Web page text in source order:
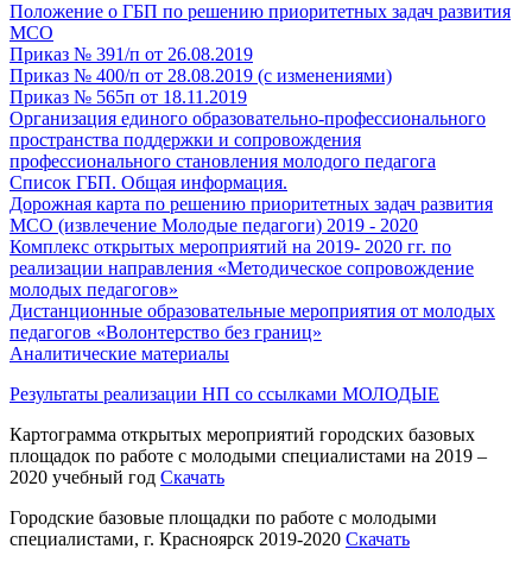
Положение о ГБП по решению приоритетных задач развития
МСО
Приказ № 391/п от 26.08.2019
Приказ № 400/п от 28.08.2019 (с изменениями)
Приказ № 565п от 18.11.2019
Организация единого образовательно-профессионального
пространства поддержки и сопровождения
профессионального становления молодого педагога
Список ГБП. Общая информация.
Дорожная карта по решению приоритетных задач развития
МСО (извлечение Молодые педагоги) 2019 - 2020
Комплекс открытых мероприятий на 2019- 2020 гг. по
реализации направления «Методическое сопровождение
молодых педагогов»
Дистанционные образовательные мероприятия от молодых
педагогов «Волонтерство без границ»
Аналитические материалы
Результаты реализации НП со ссылками МОЛОДЫЕ
Картограмма открытых мероприятий городских базовых
площадок по работе с молодыми специалистами на 2019 –
2020 учебный год Скачать
Городские базовые площадки по работе с молодыми
специалистами, г. Красноярск 2019-2020 Скачать